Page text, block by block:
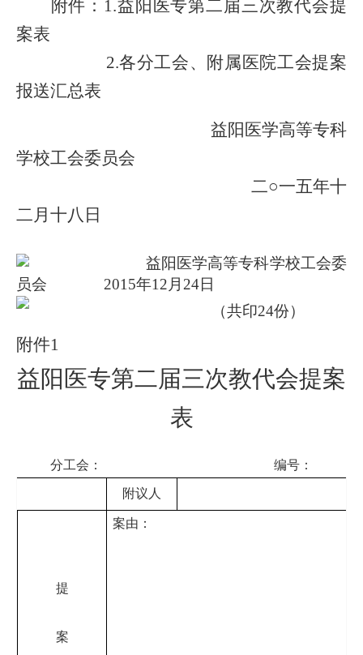
附件：1.益阳医专第二届三次教代会提
案表
2.各分工会、附属医院工会提案
报送汇总表
益阳医学高等专科
学校工会委员会
二○一五年十
二月十八日
益阳医学高等专科学校工会委
员会 2015年12月24日
（共印24份）
附件1
益阳医专第二届三次教代会提案
表
分工会： 编号：
附议人
提
案
案由：